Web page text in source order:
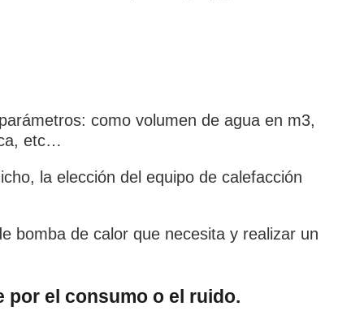
como volumen de agua en m3,
etc…
la elección del equipo de calefacción
bomba de calor que necesita y realizar un
por el consumo o el ruido.